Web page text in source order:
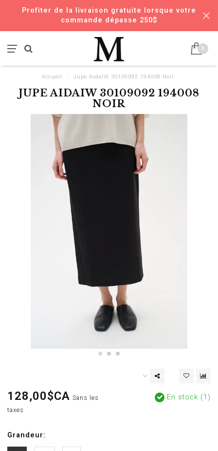
Profiter de la livraison gratuite lorsque votre
commande dépasse 250$
0
Accueil Jupe AidaIW 30109092 194008 Noir
JUPE AIDAIW 30109092 194008
NOIR
128,00$CA Sans les
taxes
En stock (1)
Grandeur: